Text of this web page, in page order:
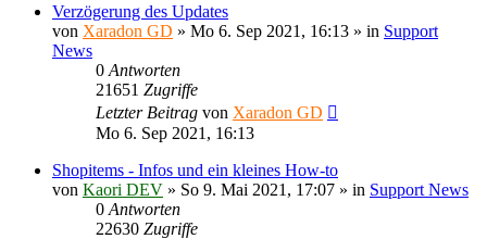
Verzögerung des Updates
von Xaradon GD » Mo 6. Sep 2021, 16:13 » in Support
News
0 Antworten
21651 Zugriffe
Letzter Beitrag von Xaradon GD
Mo 6. Sep 2021, 16:13
Shopitems - Infos und ein kleines How-to
von Kaori DEV » So 9. Mai 2021, 17:07 » in Support News
0 Antworten
22630 Zugriffe